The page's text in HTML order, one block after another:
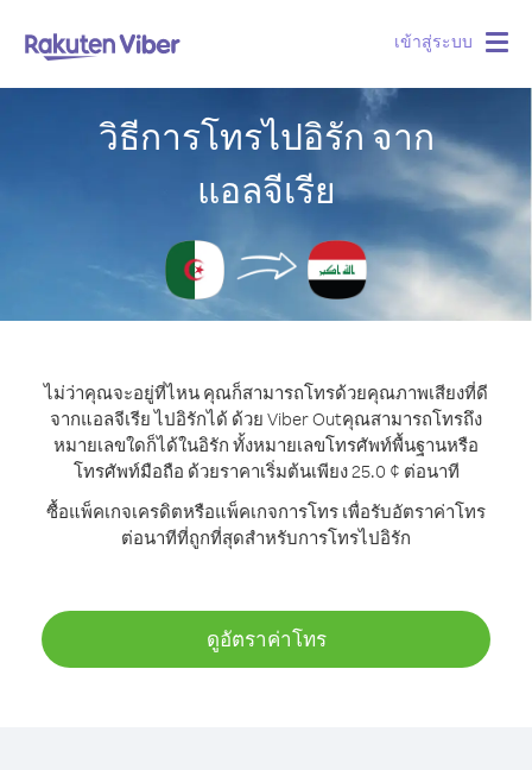
เข้าสู่ระบบ
วิธีการโทรไปอิรัก จาก
แอลจีเรีย
ไม่ว่าคุณจะอยู่ที่ไหน คุณก็สามารถโทรด้วยคุณภาพเสียงที่ดี
จากแอลจีเรีย ไปอิรักได้ ด้วย Viber Outคุณสามารถโทรถึง
หมายเลขใดก็ได้ในอิรัก ทั้งหมายเลขโทรศัพท์พื้นฐานหรือ
โทรศัพท์มือถือ ด้วยราคาเริ่มต้นเพียง 25.0 ¢ ต่อนาที
ซื้อแพ็คเกจเครดิตหรือแพ็คเกจการโทร เพื่อรับอัตราค่าโทร
ต่อนาทีที่ถูกที่สุดสำหรับการโทรไปอิรัก
ดูอัตราค่าโทร